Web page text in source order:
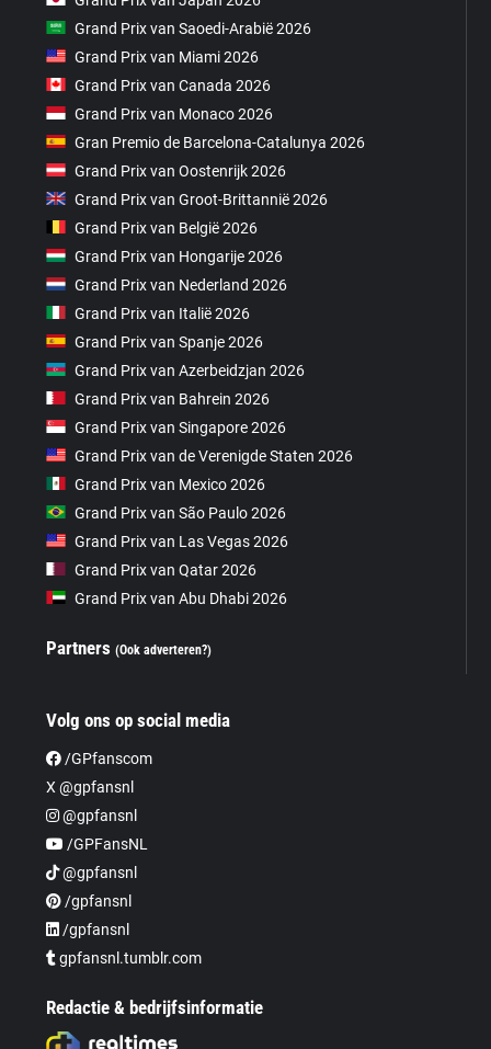
Grand Prix van Saoedi-Arabië 2026
Grand Prix van Miami 2026
Grand Prix van Canada 2026
Grand Prix van Monaco 2026
Gran Premio de Barcelona-Catalunya 2026
Grand Prix van Oostenrijk 2026
Grand Prix van Groot-Brittannië 2026
Grand Prix van België 2026
Grand Prix van Hongarije 2026
Grand Prix van Nederland 2026
Grand Prix van Italië 2026
Grand Prix van Spanje 2026
Grand Prix van Azerbeidzjan 2026
Grand Prix van Bahrein 2026
Grand Prix van Singapore 2026
Grand Prix van de Verenigde Staten 2026
Grand Prix van Mexico 2026
Grand Prix van São Paulo 2026
Grand Prix van Las Vegas 2026
Grand Prix van Qatar 2026
Grand Prix van Abu Dhabi 2026
Partners(Ook adverteren?)
Volg ons op social media
/GPfanscom
X @gpfansnl
@gpfansnl
/GPFansNL
@gpfansnl
/gpfansnl
/gpfansnl
gpfansnl.tumblr.com
Redactie & bedrijfsinformatie